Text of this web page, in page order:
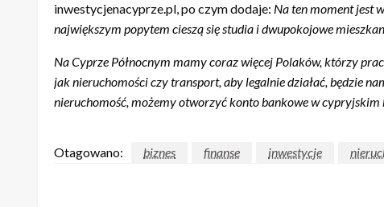
inwestycjenacyprze.pl, po czym dodaje: Na ten moment jest
największym popytem cieszą się studia i dwupokojowe
Na Cyprze Północnym mamy coraz więcej Polaków, którzy
jak nieruchomości czy transport, aby legalnie działać, będzie
nieruchomość, możemy otworzyć konto bankowe w
Otagowano: biznes finanse inwestycje